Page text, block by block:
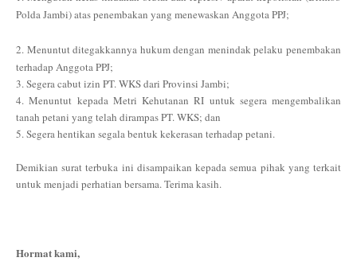
Polda Jambi) atas penembakan yang menewaskan Anggota PPJ;
2. Menuntut ditegakkannya hukum dengan menindak pelaku penembakan
terhadap Anggota PPJ;
3. Segera cabut izin PT. WKS dari Provinsi Jambi;
4. Menuntut kepada Metri Kehutanan RI untuk segera mengembalikan
tanah petani yang telah dirampas PT. WKS; dan
5. Segera hentikan segala bentuk kekerasan terhadap petani.
Demikian surat terbuka ini disampaikan kepada semua pihak yang terkait
untuk menjadi perhatian bersama. Terima kasih.
Hormat kami,